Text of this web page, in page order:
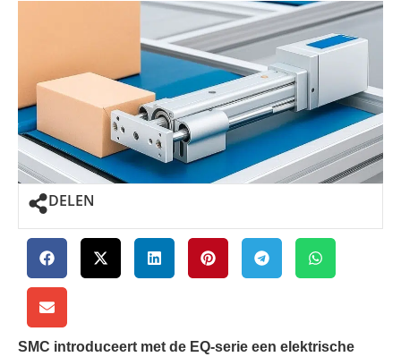
DELEN
SMC introduceert met de EQ-serie een elektrische